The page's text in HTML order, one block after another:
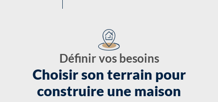
Définir vos besoins
Choisir son terrain pour
construire une maison